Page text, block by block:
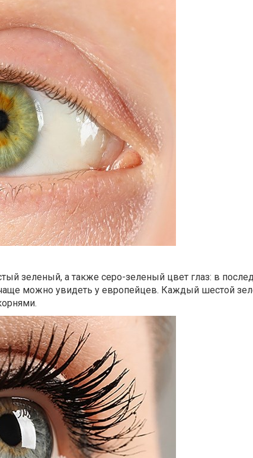
зеленый, а также серо-зеленый цвет глаз: в
чаще можно увидеть у европейцев. Каждый шестой